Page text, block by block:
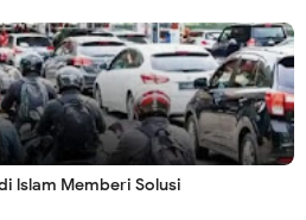
lslam Memberi Solusi